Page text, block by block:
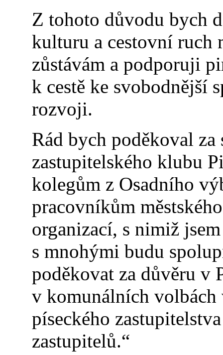
Z tohoto důvodu bych
kulturu a cestovní ruch
zůstávám a podporuji
k cestě ke svobodnější
rozvoji.
Rád bych poděkoval
zastupitelského klubu
kolegům z Osadního
pracovníkům
organizací, s nimiž
s mnohými budu
poděkovat za důvěru
v komunálních volbách
píseckého
zastupitelů.“